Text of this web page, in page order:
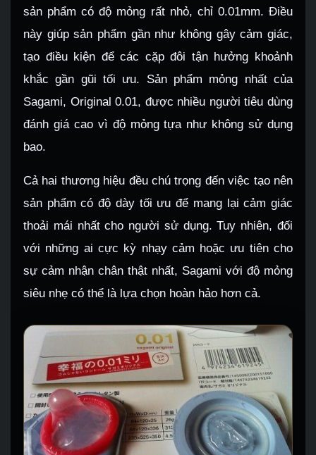
sản phẩm có độ mỏng rất nhỏ, chỉ 0.01mm. Điều
này giúp sản phẩm gần như không gây cảm giác,
tạo điều kiện để các cặp đôi tận hưởng khoảnh
khắc gần gũi tối ưu. Sản phẩm mỏng nhất của
Sagami, Original 0.01, được nhiều người tiêu dùng
đánh giá cao vì độ mỏng tựa như không sử dụng
bao.
Cả hai thương hiệu đều chú trọng đến việc tạo nên
sản phẩm có độ dày tối ưu để mang lại cảm giác
thoải mái nhất cho người sử dụng. Tuy nhiên, đối
với những ai cực kỳ nhạy cảm hoặc ưu tiên cho
sự cảm nhận chân thật nhất, Sagami với độ mỏng
siêu nhẹ có thể là lựa chọn hoàn hảo hơn cả.